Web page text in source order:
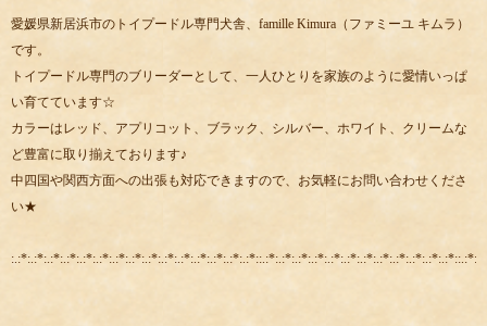
愛媛県新居浜市のトイプードル専門犬舎、famille Kimura（ファミーユ キムラ）
です。
トイプードル専門のブリーダーとして、一人ひとりを家族のように愛情いっぱ
い育てています☆
カラーはレッド、アプリコット、ブラック、シルバー、ホワイト、クリームな
ど豊富に取り揃えております♪
中四国や関西方面への出張も対応できますので、お気軽にお問い合わせくださ
い★
:.:*:.:*:.:*:.:*:.:*:.:*:.:*:.:*:.:*:.:*:.:*:.:*:.:*:.:*:.:*::.:*:.:*:.:*:.:*:.:*:.:*:.:*:.:*:.:*:.:*:.:*:.:*::.:*:.: